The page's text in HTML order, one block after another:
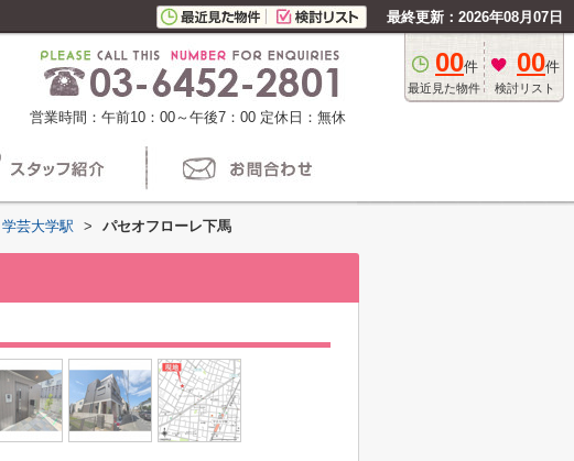
最終更新：2026年08月07日
00件
最近見た物件
00件
検討リスト
営業時間：午前10：00～午後7：00 定休日：無休
学芸大学駅 > パセオフローレ下馬